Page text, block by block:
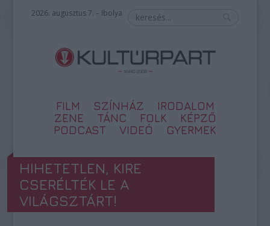
2026. augusztus 7. – Ibolya
FILM SZÍNHÁZ
IRODALOM
ZENE
TÁNC FOLK
KÉPZŐ
PODCAST
VIDEÓ GYERMEK
HIHETETLEN, KIRE
CSERÉLTÉK LE A
VILÁGSZTÁRT!